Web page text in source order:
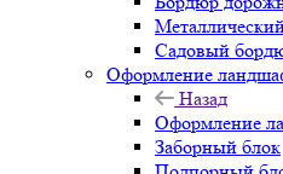
Садовый
Оформление
Назад
Оформление
Заборный блок